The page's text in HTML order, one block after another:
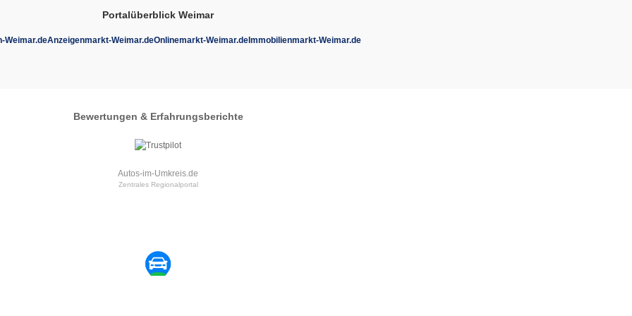
Portalüberblick Weimar
Weimar.deAnzeigenmarkt-Weimar.deOnlinemarkt-Weimar.de Immobilienmarkt-Weimar.de
Bewertungen & Erfahrungsberichte
Autos-im-Umkreis.de
Zentrales Regionalportal